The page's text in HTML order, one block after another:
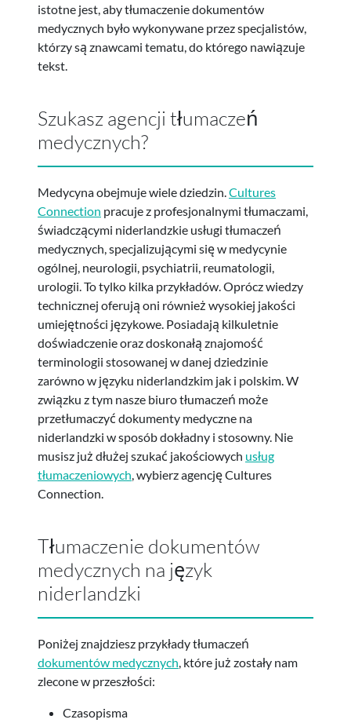
istotne jest, aby tłumaczenie dokumentów
medycznych było wykonywane przez specjalistów,
którzy są znawcami tematu, do którego nawiązuje
tekst.
Szukasz agencji tłumaczeń
medycznych?
Medycyna obejmuje wiele dziedzin.Cultures
Connection pracuje z profesjonalnymi tłumaczami,
świadczącymi niderlandzkie usługi tłumaczeń
medycznych, specjalizującymi się w medycynie
ogólnej, neurologii, psychiatrii, reumatologii,
urologii. To tylko kilka przykładów. Oprócz wiedzy
technicznej oferują oni również wysokiej jakości
umiejętności językowe. Posiadają kilkuletnie
doświadczenie oraz doskonałą znajomość
terminologii stosowanej w danej dziedzinie
zarówno w języku niderlandzkim jak i polskim. W
związku z tym nasze biuro tłumaczeń może
przetłumaczyć dokumenty medyczne na
niderlandzki w sposób dokładny i stosowny. Nie
musisz już dłużej szukać jakościowych usług
tłumaczeniowych, wybierz agencję Cultures
Connection.
Tłumaczenie dokumentów
medycznych na język
niderlandzki
Poniżej znajdziesz przykłady tłumaczeń
dokumentów medycznych, które już zostały nam
zlecone w przeszłości:
Czasopisma